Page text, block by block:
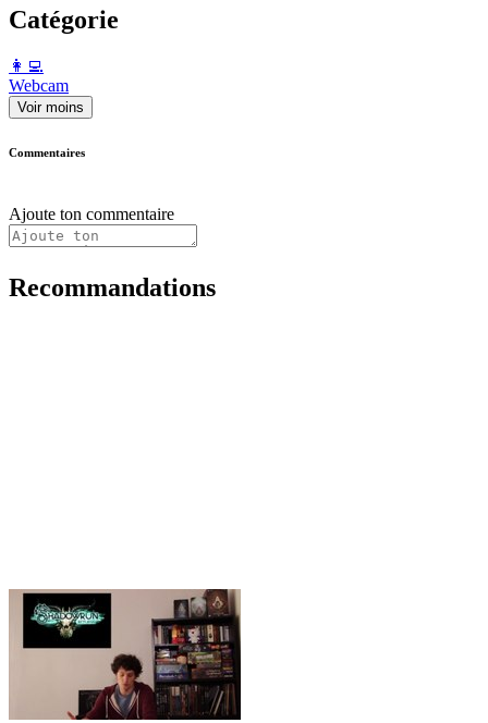
Catégorie
️👩‍💻️
Webcam
Voir moins
Commentaires
Ajoute ton commentaire
Recommandations